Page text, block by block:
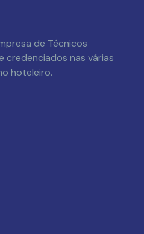
de Técnicos
credenciados nas várias
hoteleiro.